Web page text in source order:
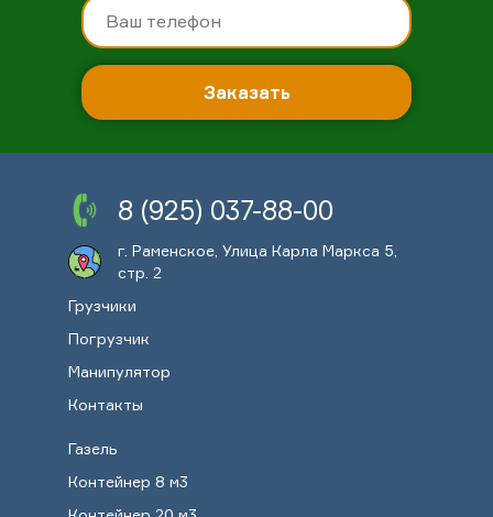
Заказать
Газель
Контейнер 8 м3
Грузчики
Погрузчик
Манипулятор
Контакты
8 (925) 037-88-00
г. Раменское, Улица Карла Маркса 5,
стр. 2